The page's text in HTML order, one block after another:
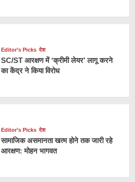
Editor’s Picks देश
SC/ST आरक्षण में ‘क्रीमी लेयर’ लागू करने
का केंद्र ने किया विरोध
Editor’s Picks देश
सामाजिक असमानता खत्म होने तक जारी रहे
आरक्षण: मोहन भागवत